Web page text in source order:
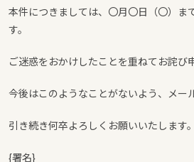
本件につきましては、〇月〇日（〇）ま
す。
ご迷惑をおかけしたことを重ねてお詫び
今後はこのようなことがないよう、メー
引き続き何卒よろしくお願いいたします。
{署名}